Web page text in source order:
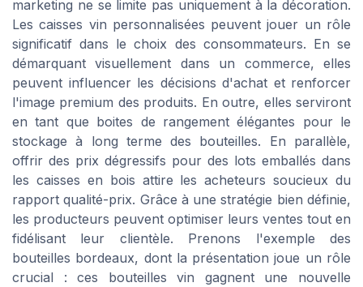
marketing ne se limite pas uniquement à la décoration.
Les caisses vin personnalisées peuvent jouer un rôle
significatif dans le choix des consommateurs. En se
démarquant visuellement dans un commerce, elles
peuvent influencer les décisions d'achat et renforcer
l'image premium des produits. En outre, elles serviront
en tant que boites de rangement élégantes pour le
stockage à long terme des bouteilles. En parallèle,
offrir des prix dégressifs pour des lots emballés dans
les caisses en bois attire les acheteurs soucieux du
rapport qualité-prix. Grâce à une stratégie bien définie,
les producteurs peuvent optimiser leurs ventes tout en
fidélisant leur clientèle. Prenons l'exemple des
bouteilles bordeaux, dont la présentation joue un rôle
crucial : ces bouteilles vin gagnent une nouvelle